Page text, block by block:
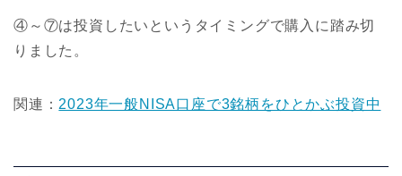
④～⑦は投資したいというタイミングで購入に踏み切
りました。
関連： 2023年一般NISA口座で3銘柄をひとかぶ投資中